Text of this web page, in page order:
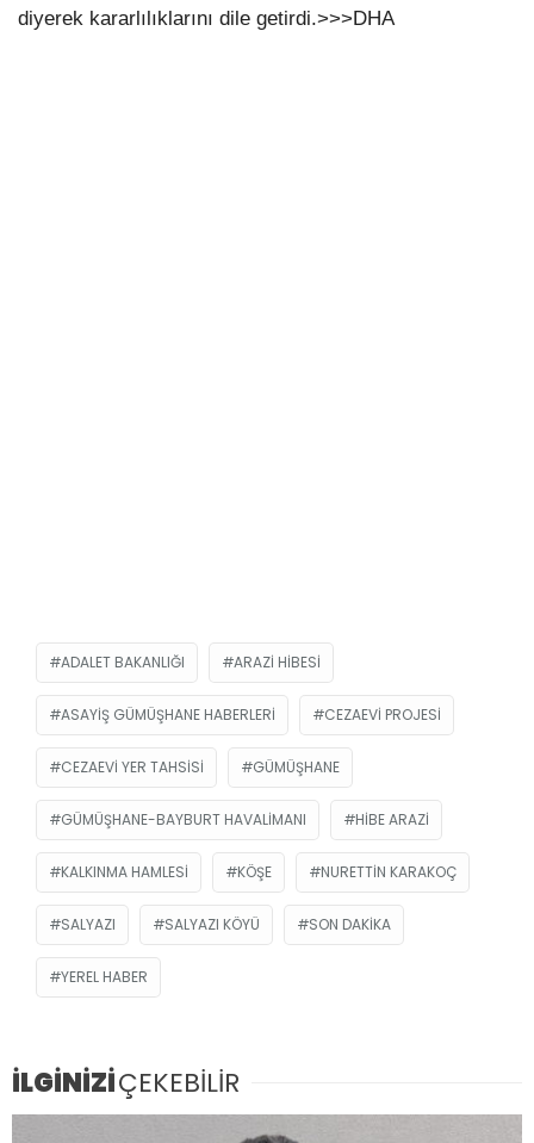
diyerek kararlılıklarını dile getirdi.>>>DHA
ADALET BAKANLIĞI ARAZI HIBESI
ASAYIŞ GÜMÜŞHANE HABERLERI CEZAEVI PROJESI
CEZAEVI YER TAHSISI GÜMÜŞHANE
GÜMÜŞHANE-BAYBURT HAVALIMANI HIBE ARAZI
KALKINMA HAMLESI KÖŞE NURETTIN KARAKOÇ
SALYAZI SALYAZI KÖYÜ SON DAKIKA
YEREL HABER
İLGİNİZİÇEKEBİLİR